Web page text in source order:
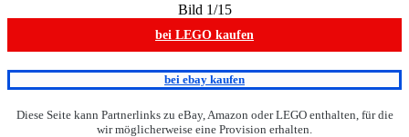
Bild 1/15
bei LEGO kaufen
bei ebay kaufen
Diese Seite kann Partnerlinks zu eBay, Amazon oder LEGO enthalten, für die
wir möglicherweise eine Provision erhalten.